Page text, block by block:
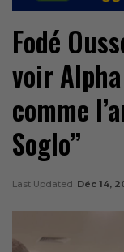
Fodé
voir Alpha
comme
Soglo’’
Last Updated Déc 14,